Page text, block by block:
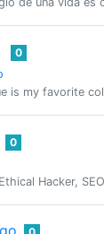
0
is my favorite
0
Hacker,